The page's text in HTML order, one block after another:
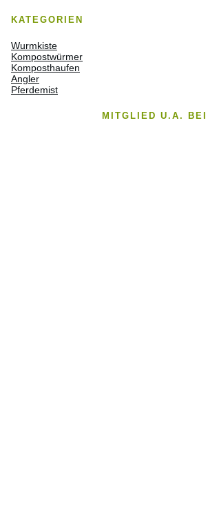
KATEGORIEN
Wurmkiste
Kompostwürmer
Komposthaufen
Angler
Pferdemist
MITGLIED U.A. BEI